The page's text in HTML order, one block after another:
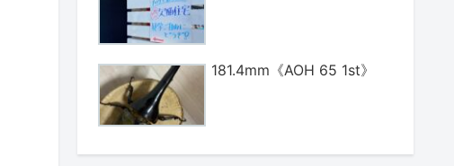
181.4mm《AOH 65 1st》